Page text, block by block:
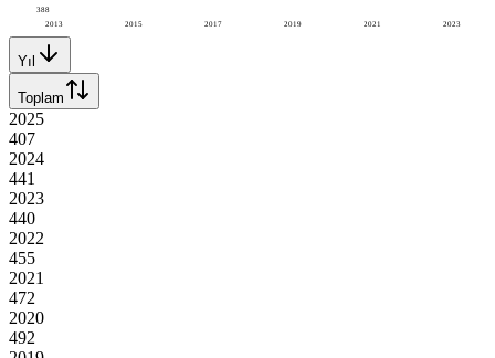
2013 2015 2017 2019 2021 2023
388
Yıl
Toplam
2025
407
2024
441
2023
440
2022
455
2021
472
2020
492